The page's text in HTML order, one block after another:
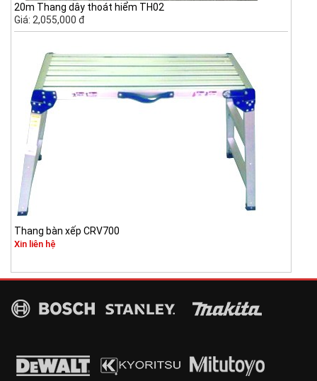
20m Thang dây thoát hiểm TH02
Giá: 2,055,000 đ
Thang bàn xếp CRV700
Xin liên hệ